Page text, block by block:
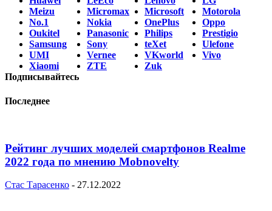
Meizu
Micromax Microsoft
Motorola
No.1
Nokia OnePlus
Oppo
Oukitel
Panasonic Philips
Prestigio
Samsung
Sony teXet
Ulefone
UMI
Vernee VKworld
Vivo
Xiaomi
ZTE
Zuk
Подписывайтесь
Последнее
Рейтинг лучших моделей смартфонов Realme
2022 года по мнению Mobnovelty
Стас Тарасенко - 27.12.2022